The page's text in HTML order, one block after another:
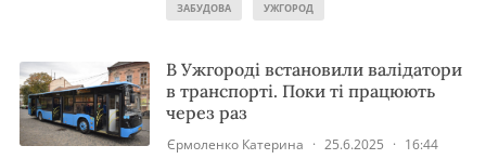
ЗАБУДОВА УЖГОРОД
В Ужгороді встановили валідатори
в транспорті. Поки ті працюють
через раз
Єрмоленко Катерина · 25.6.2025 · 16:44